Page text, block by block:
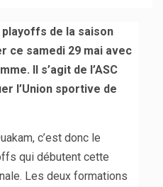
de la saison
ce samedi 29 mai avec
Il s’agit de l’ASC
l’Union sportive de
c’est donc le
qui débutent cette
Les deux formations